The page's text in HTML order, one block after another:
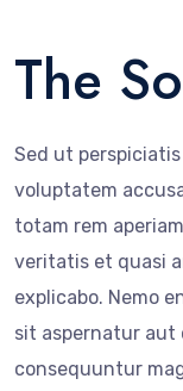
The
Sed ut
voluptatem
totam rem
veritatis et quasi
explicabo. Nemo
sit aspernatur
consequuntur